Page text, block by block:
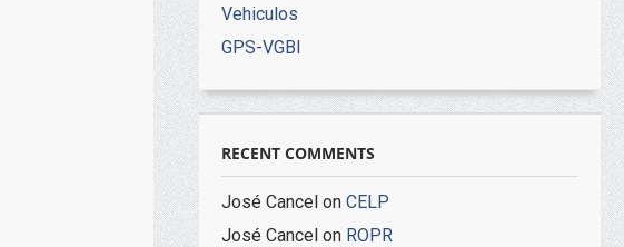
Vehiculos
GPS-VGBI
RECENT COMMENTS
José Cancelon CELP
José Cancelon ROPR